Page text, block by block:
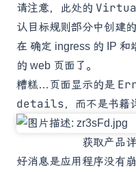
请注意，此处的
认目标规则 部分中创建
在 确定 ingress 的 IP 和
的 web 页面了。
糟糕…页面显示的是
details，而不是书籍
获取产品
好消息是应用程序没有